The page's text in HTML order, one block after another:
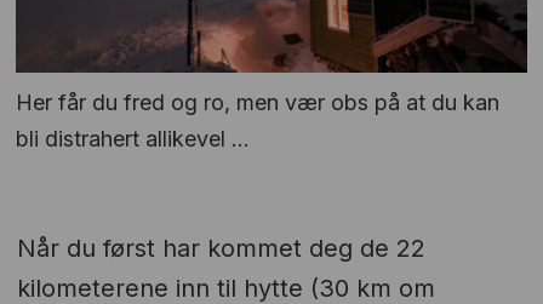
Her får du fred og ro, men vær obs på at du kan
bli distrahert allikevel ...
Når du først har kommet deg de 22
kilometerene inn til hytte (30 km om